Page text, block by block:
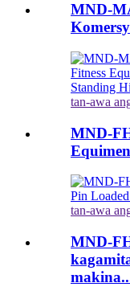
MND-
tan-awa
MND-
tan-awa
MND-